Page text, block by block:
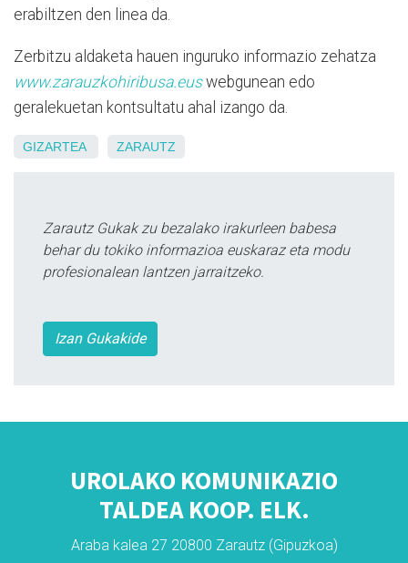
erabiltzen den linea da.
Zerbitzu aldaketa hauen inguruko informazio zehatza
www.zarauzkohiribusa.euswebgunean edo
geralekuetan kontsultatu ahal izango da.
GIZARTEA ZARAUTZ
Zarautz Gukak zu bezalako irakurleen babesa
behar du tokiko informazioa euskaraz eta modu
profesionalean lantzen jarraitzeko.
Izan Gukakide
UROLAKO KOMUNIKAZIO
TALDEA KOOP. ELK.
Araba kalea 27 20800 Zarautz (Gipuzkoa)